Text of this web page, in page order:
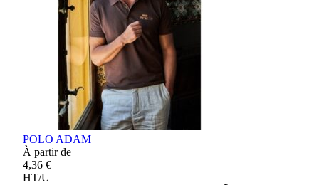
POLO ADAM
À partir de
4,36 €
HT/U